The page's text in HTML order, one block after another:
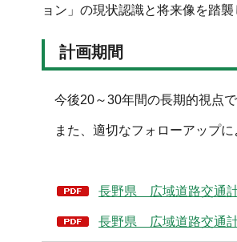
ョン」の現状認識と将来像を踏襲
計画期間
今後20～30年間の長期的視点
また、適切なフォローアップに
長野県 広域道路交通
長野県 広域道路交通計